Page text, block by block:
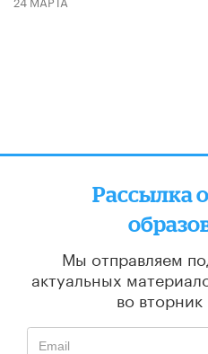
Рассылка
Мы отправляем
актуальных
во